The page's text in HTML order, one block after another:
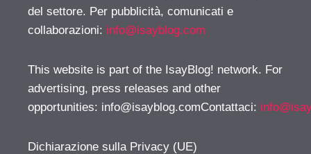
del settore. Per pubblicità, comunicati e
collaborazioni: info@isayblog.com
This website is part of the IsayBlog! network. For
advertising, press releases and other
opportunities: info@isayblog.comContattaci:
Dichiarazione sulla Privacy (UE)